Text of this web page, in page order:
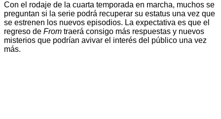
Con el rodaje de la cuarta temporada en marcha, muchos se
preguntan si la serie podrá recuperar su estatus una vez que
se estrenen los nuevos episodios. La expectativa es que el
regreso de From traerá consigo más respuestas y nuevos
misterios que podrían avivar el interés del público una vez
más.